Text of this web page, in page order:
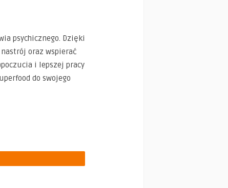
psychicznego. Dzięki
oraz wspierać
i lepszej pracy
do swojego